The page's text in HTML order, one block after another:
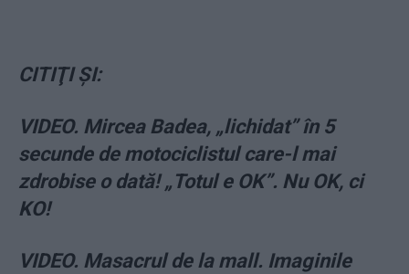
CITIŢI ŞI:
VIDEO. Mircea Badea, „lichidat” în 5
secunde de motociclistul care-l mai
zdrobise o dată! „Totul e OK”. Nu OK, ci
KO!
VIDEO. Masacrul de la mall. Imaginile